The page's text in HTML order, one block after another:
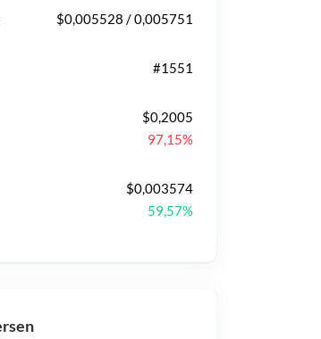
$0,005528 / 0,005751
#1551
$0,2005
97,15%
$0,003574
59,57%